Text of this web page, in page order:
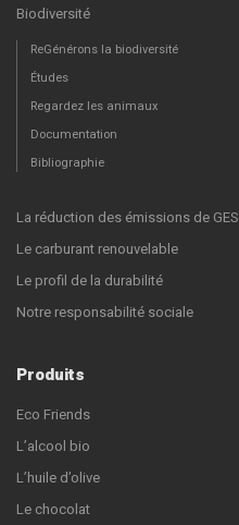
Biodiversité
ReGénérons la biodiversité
Études
Regardez les animaux
Documentation
Bibliographie
La réduction des émissions de GES
Le carburant renouvelable
Le profil de la durabilité
Notre responsabilité sociale
Produits
Eco Friends
L’alcool bio
L’huile d’olive
Le chocolat